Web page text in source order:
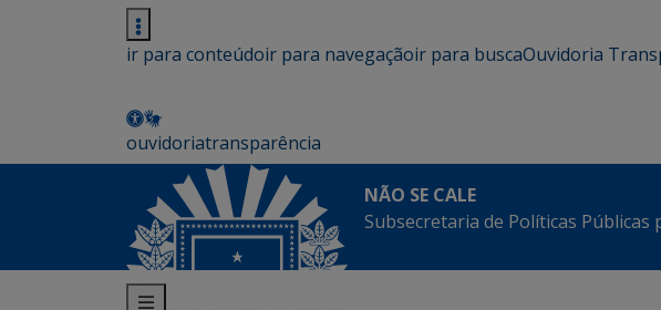
ir para conteúdoir para navegaçãoir para buscaOuvidoria
ouvidoriatransparência
NÃO SE CALE
Subsecretaria de Políticas Públicas